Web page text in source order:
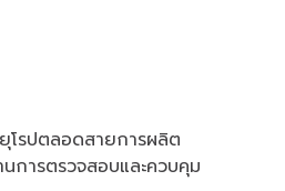
โรปตลอดสายการผลิต
การตรวจสอบและควบคุม